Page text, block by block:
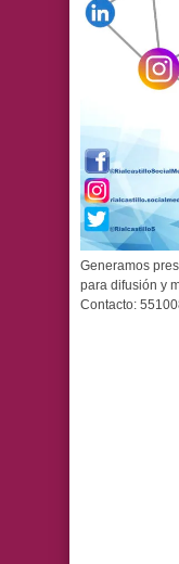
Generamos
para difusión y
Contacto: